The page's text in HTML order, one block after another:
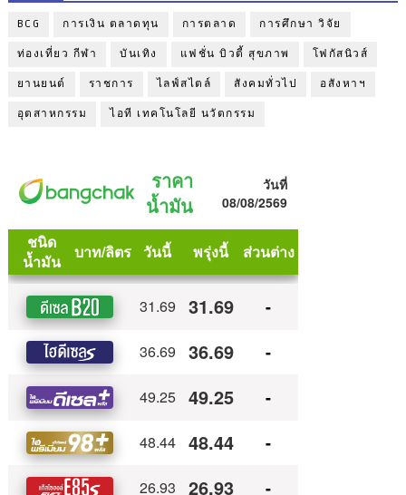
BCG การเงิน ตลาดทุน การตลาด การศึกษา วิจัย
ท่องเที่ยว กีฬา บันเทิง แฟชั่น บิวตี้ สุขภาพ โฟกัสนิวส์
ยานยนต์ ราชการ ไลฟ์สไตล์ สังคมทั่วไป อสังหาฯ
อุตสาหกรรม ไอที เทคโนโลยี นวัตกรรม